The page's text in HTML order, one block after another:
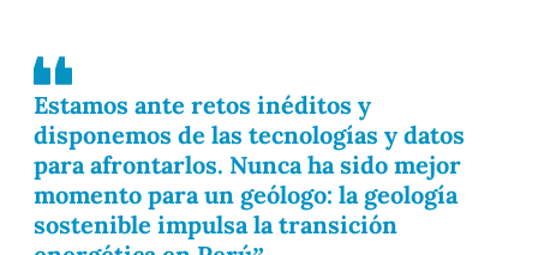
Estamos ante retos inéditos y
disponemos de las tecnologías y datos
para afrontarlos. Nunca ha sido mejor
momento para un geólogo: la geología
sostenible impulsa la transición